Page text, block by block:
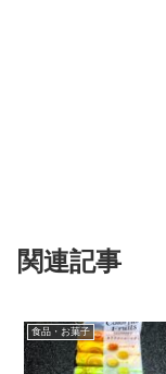
関連記事
食品・お菓子